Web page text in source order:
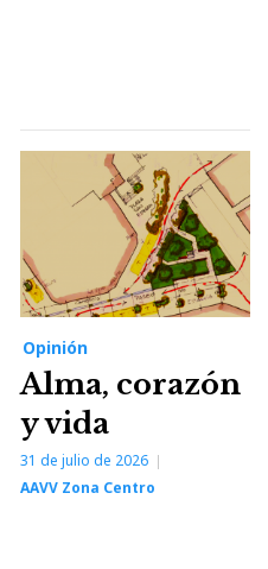
Opinión
Alma, corazón
y vida
31 de julio de 2026
AAVV Zona Centro